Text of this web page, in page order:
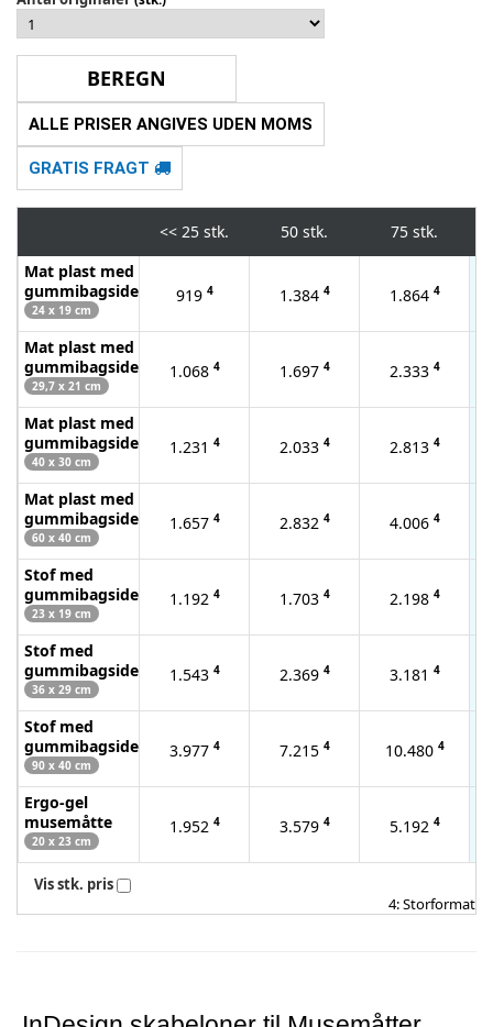
ALLE PRISER ANGIVES UDEN MOMS
GRATIS FRAGT
<< 25 stk. 50 stk.
75 stk.
Mat plast med
gummibagside
24 x 19 cm
919 4 1.384 4 1.864 4
Mat plast med
gummibagside
29,7 x 21 cm
1.068 4 1.697 4 2.333 4
Mat plast med
gummibagside
40 x 30 cm
1.231 4 2.033 4 2.813 4
Mat plast med
gummibagside
60 x 40 cm
1.657 4 2.832 4 4.006 4
Stof med
gummibagside
23 x 19 cm
1.192 4 1.703 4 2.198 4
Stof med
gummibagside
36 x 29 cm
1.543 4 2.369 4 3.181 4
Stof med
gummibagside
90 x 40 cm
3.977 4 7.215 4 10.480 4
Ergo-gel
musemåtte
20 x 23 cm
1.952 4 3.579 4 5.192 4
Vis stk. pris
4: Storformat